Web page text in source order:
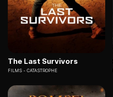
The Last Survivors
FILMS CATASTROPHE